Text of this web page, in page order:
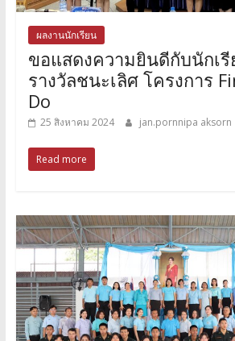
ผลงานนักเรียน
ขอแสดงความยินดีกับนักเ
รางวัลชนะเลิศ โครงการ
Do
25 สิงหาคม 2024 jan.pornnipa aksorn
Read more